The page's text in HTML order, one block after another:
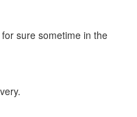
sure sometime in the